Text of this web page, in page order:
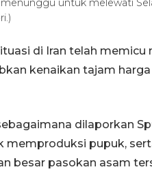
untuk melewati
di Iran telah
kenaikan tajam
dilaporkan
memproduksi pupuk,
besar pasokan asam